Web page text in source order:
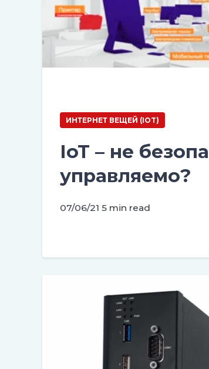
ИНТЕРНЕТ ВЕЩЕЙ (IOT)
IoT – не
управляемо?
07/06/21 5 min read